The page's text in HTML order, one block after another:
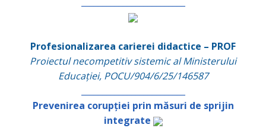
Profesionalizarea carierei didactice – PROF
Proiectul necompetitiv sistemic al Ministerului
Educației, POCU/904/6/25/146587
Prevenirea corupției prin măsuri de sprijin
integrate